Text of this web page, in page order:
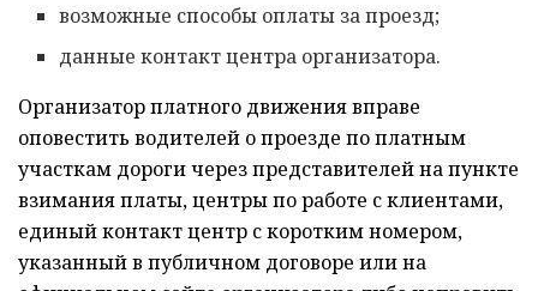
возможные способы оплаты за проезд;
данные контакт центра организатора.
Организатор платного движения вправе
оповестить водителей о проезде по платным
участкам дороги через представителей на пункте
взимания платы, центры по работе с клиентами,
единый контакт центр с коротким номером,
указанный в публичном договоре или на